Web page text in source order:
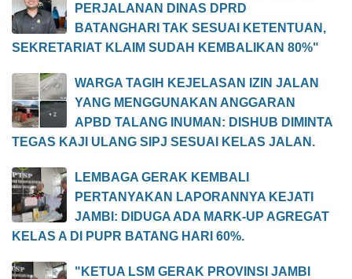
PERJALANAN DINAS DPRD
BATANGHARI TAK SESUAI KETENTUAN,
SEKRETARIAT KLAIM SUDAH KEMBALIKAN 80%"
WARGA TAGIH KEJELASAN IZIN JALAN
YANG MENGGUNAKAN ANGGARAN
APBD TALANG INUMAN: DISHUB DIMINTA
TEGAS KAJI ULANG SIPJ SESUAI KELAS JALAN.
LEMBAGA GERAK KEMBALI
PERTANYAKAN LAPORANNYA KEJATI
JAMBI: DIDUGA ADA MARK-UP AGREGAT
KELAS A DI PUPR BATANG HARI 60%.
"KETUA LSM GERAK PROVINSI JAMBI